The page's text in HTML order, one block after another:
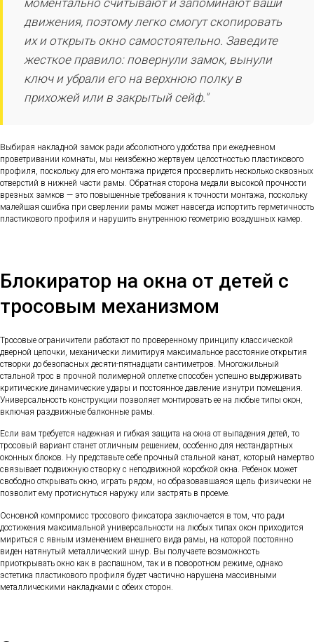
движения, поэтому легко смогут скопировать
их и открыть окно самостоятельно. Заведите
жесткое правило: повернули замок, вынули
ключ и убрали его на верхнюю полку в
прихожей или в закрытый сейф."
Выбирая накладной замок ради абсолютного удобства при ежедневном
проветривании комнаты, мы неизбежно жертвуем целостностью пластикового
профиля, поскольку для его монтажа придется просверлить несколько сквозных
отверстий в нижней части рамы. Обратная сторона медали высокой прочности
врезных замков — это повышенные требования к точности монтажа, поскольку
малейшая ошибка при сверлении рамы может навсегда испортить герметичность
пластикового профиля и нарушить внутреннюю геометрию воздушных камер.
Блокиратор на окна от детей с
тросовым механизмом
Тросовые ограничители работают по проверенному принципу классической
дверной цепочки, механически лимитируя максимальное расстояние открытия
створки до безопасных десяти-пятнадцати сантиметров. Многожильный
стальной трос в прочной полимерной оплетке способен успешно выдерживать
критические динамические удары и постоянное давление изнутри помещения.
Универсальность конструкции позволяет монтировать ее на любые типы окон,
включая раздвижные балконные рамы.
Если вам требуется надежная и гибкая защита на окна от выпадения детей, то
тросовый вариант станет отличным решением, особенно для нестандартных
оконных блоков. Ну представьте себе прочный стальной канат, который намертво
связывает подвижную створку с неподвижной коробкой окна. Ребенок может
свободно открывать окно, играть рядом, но образовавшаяся щель физически не
позволит ему протиснуться наружу или застрять в проеме.
Основной компромисс тросового фиксатора заключается в том, что ради
достижения максимальной универсальности на любых типах окон приходится
мириться с явным изменением внешнего вида рамы, на которой постоянно
виден натянутый металлический шнур. Вы получаете возможность
приоткрывать окно как в распашном, так и в поворотном режиме, однако
эстетика пластикового профиля будет частично нарушена массивными
металлическими накладками с обеих сторон.